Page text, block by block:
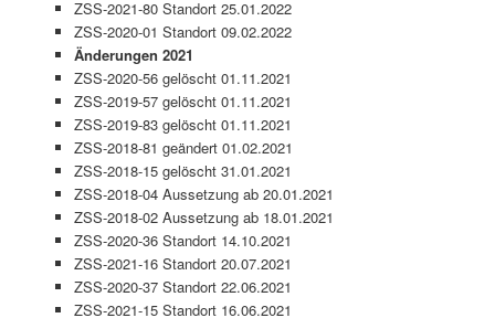
ZSS-2021-80 Standort 25.01.2022
ZSS-2020-01 Standort 09.02.2022
Änderungen 2021
ZSS-2020-56 gelöscht 01.11.2021
ZSS-2019-57 gelöscht 01.11.2021
ZSS-2019-83 gelöscht 01.11.2021
ZSS-2018-81 geändert 01.02.2021
ZSS-2018-15 gelöscht 31.01.2021
ZSS-2018-04 Aussetzung ab 20.01.2021
ZSS-2018-02 Aussetzung ab 18.01.2021
ZSS-2020-36 Standort 14.10.2021
ZSS-2021-16 Standort 20.07.2021
ZSS-2020-37 Standort 22.06.2021
ZSS-2021-15 Standort 16.06.2021